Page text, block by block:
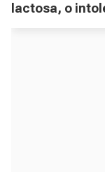
lactosa, o